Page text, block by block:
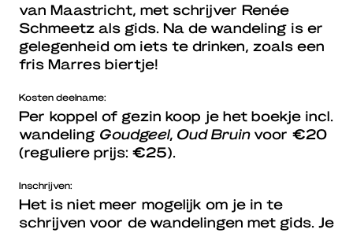
van Maastricht, met schrijver Renée
Schmeetz als gids. Na de wandeling is er
gelegenheid om iets te drinken, zoals een
fris Marres biertje!
Kosten deelname:
Per koppel of gezin koop je het boekje incl.
wandeling Goudgeel, Oud Bruin voor €20
(reguliere prijs: €25).
Inschrijven:
Het is niet meer mogelijk om je in te
schrijven voor de wandelingen met gids. Je